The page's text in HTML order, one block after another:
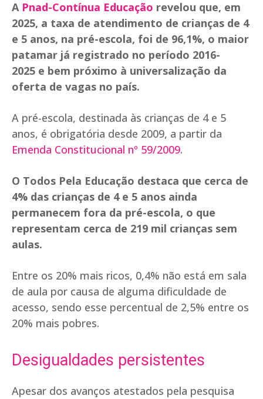
A Pnad-Contínua Educação revelou que, em
2025, a taxa de atendimento de crianças de 4
e 5 anos, na pré-escola, foi de 96,1%, o maior
patamar já registrado no período 2016-
2025 e bem próximo à universalização da
oferta de vagas no país.
A pré-escola, destinada às crianças de 4 e 5
anos, é obrigatória desde 2009, a partir da
Emenda Constitucional nº 59/2009.
O Todos Pela Educação destaca que cerca de
4% das crianças de 4 e 5 anos ainda
permanecem fora da pré-escola, o que
representam cerca de 219 mil crianças sem
aulas.
Entre os 20% mais ricos, 0,4% não está em sala
de aula por causa de alguma dificuldade de
acesso, sendo esse percentual de 2,5% entre os
20% mais pobres.
Desigualdades persistentes
Apesar dos avanços atestados pela pesquisa